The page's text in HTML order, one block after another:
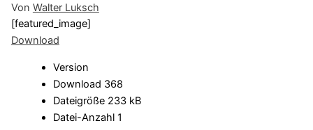
Von Walter Luksch
[featured_image]
Download
Version
Download 368
Dateigröße 233 kB
Datei-Anzahl 1